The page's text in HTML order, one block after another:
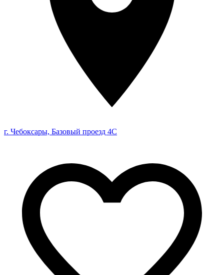
г. Чебоксары, Базовый проезд 4С